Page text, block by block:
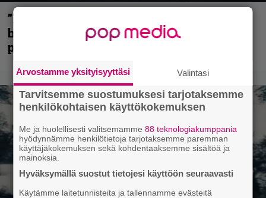
”Mitalini näyttää ihan plektralta” –
huippu-uimari jamittelee Megadethiä
palkinnollaan
Arvostamme yksityisyyttäsi Valintasi
Tarvitsemme suostumuksesi tarjotaksemme
henkilökohtaisen käyttökokemuksen
Me ja huolellisesti valitsemamme88 teknologiakumppania
hyödynnämme henkilötietoja tarjotaksemme paremman
käyttäjäkokemuksen sekä kohdentaaksemme sisältöä ja
mainoksia.
Hyväksymällä suostut tietojesi käyttöön seuraavasti
Käytämme laitetunnisteita ja tallennamme evästeitä